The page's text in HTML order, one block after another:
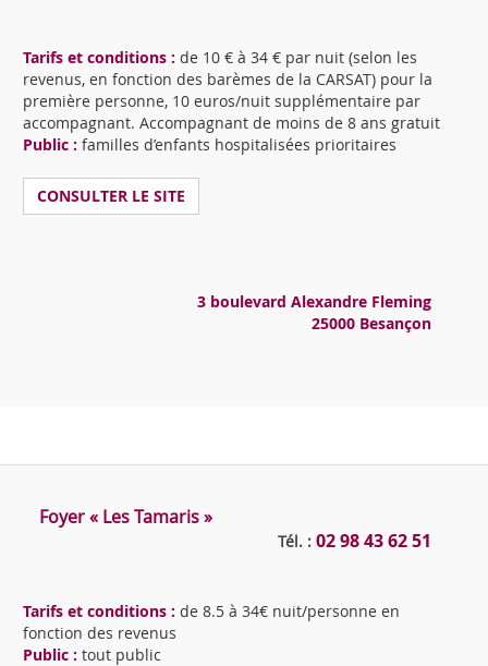
Tarifs et conditions : de 10 € à 34 € par nuit (selon les
revenus, en fonction des barèmes de la CARSAT) pour la
première personne, 10 euros/nuit supplémentaire par
accompagnant. Accompagnant de moins de 8 ans gratuit
Public : familles d’enfants hospitalisées prioritaires
CONSULTER LE SITE
3 boulevard Alexandre Fleming
25000 Besançon
Foyer « Les Tamaris »
Tél. : 02 98 43 62 51
Tarifs et conditions : de 8.5 à 34€ nuit/personne en
fonction des revenus
Public : tout public